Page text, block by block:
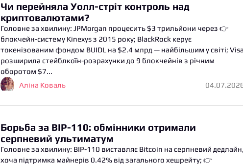
Чи перейняла Уолл-стріт контроль над
криптовалютами?
Головне за хвилину: JPMorgan процесить $3 трильйони через 👉
блокчейн-систему Kinexys з 2015 року; BlackRock керує
токенізованим фондом BUIDL на $2.4 млрд — найбільшим у світі;
розширила стейблкоїн-розрахунки до 9 блокчейнів з річним
оборотом $7...
Аліна Коваль
Борьба за BIP-110: обмінники отримали
серпневий ультиматум
Головне за хвилину: BIP-110 виставляє Bitcoin на серпневий
хоча підтримка майнерів 0.42% від загального хешрейту; 👉